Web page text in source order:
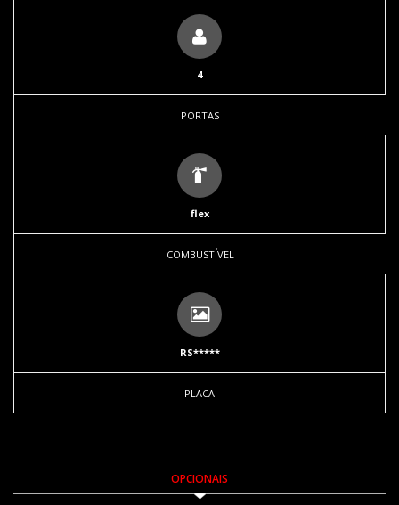
4
PORTAS
flex
COMBUSTÍVEL
RS*****
PLACA
OPCIONAIS